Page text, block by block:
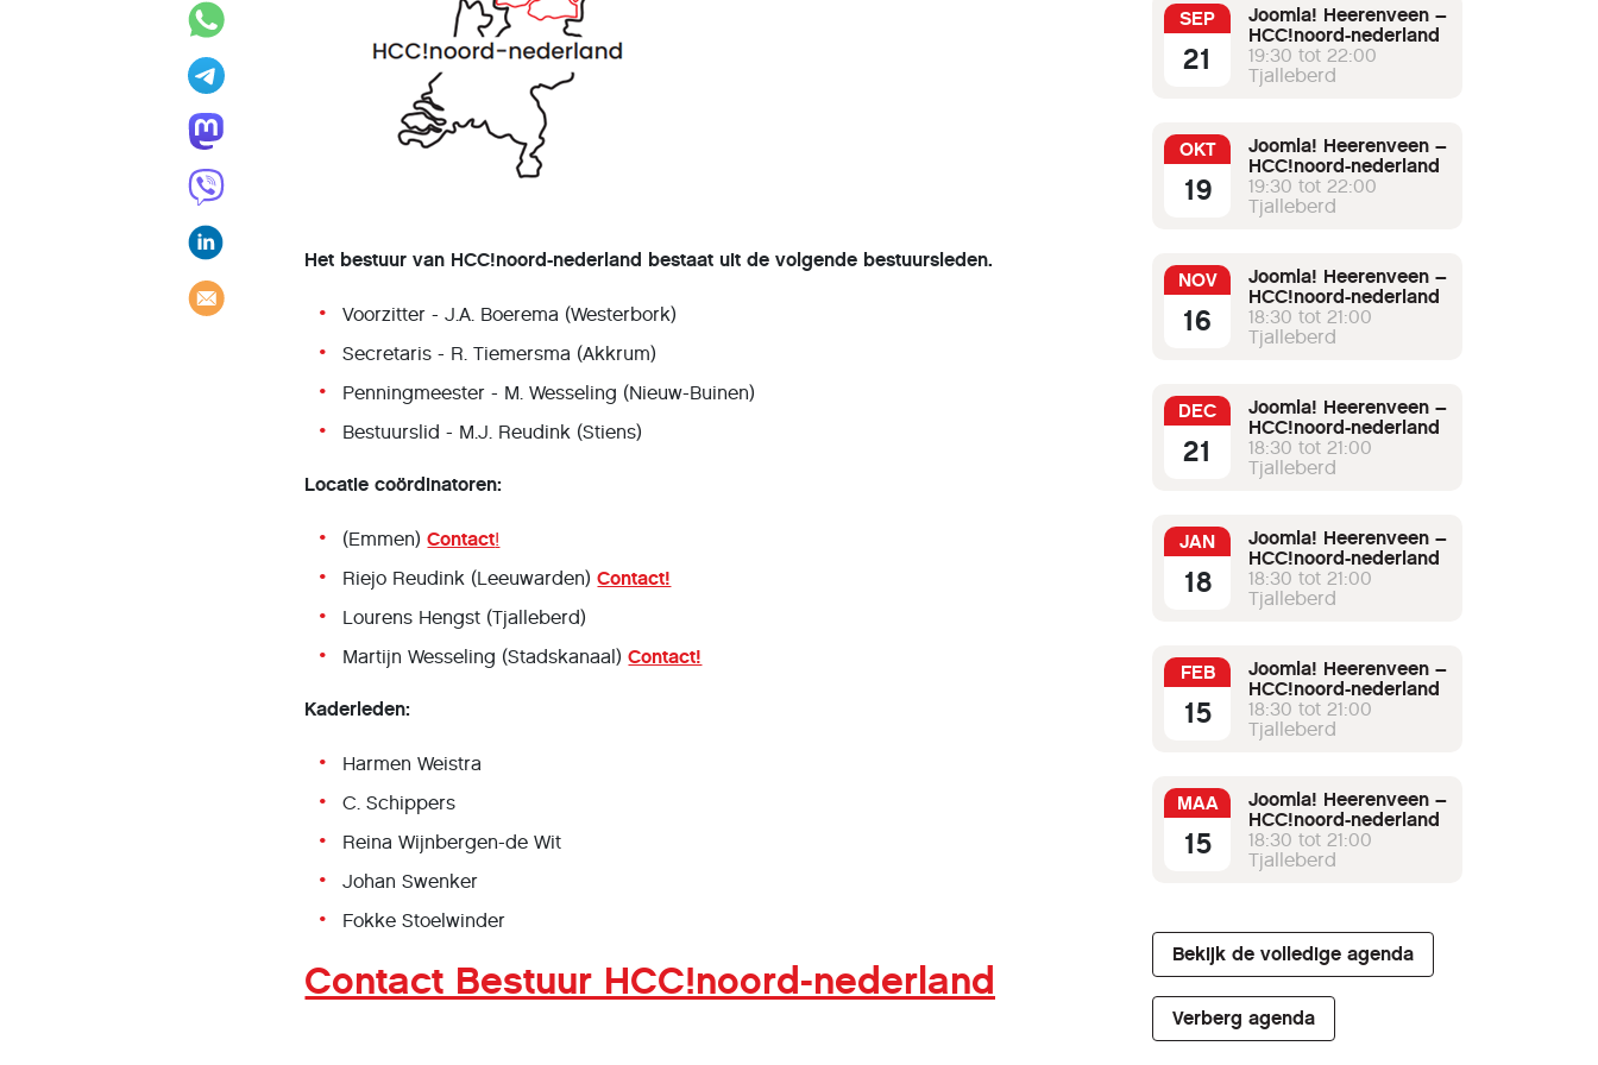
Het bestuur van HCC!noord-nederland bestaat uit de volgende bestuursleden.
Voorzitter - J.A. Boerema (Westerbork)
Secretaris - R. Tiemersma (Akkrum)
Penningmeester - M. Wesseling (Nieuw-Buinen)
Bestuurslid - M.J. Reudink (Stiens)
Locatie coördinatoren:
(Emmen)Contact!
Riejo Reudink (Leeuwarden)Contact!
Lourens Hengst (Tjalleberd)
Martijn Wesseling (Stadskanaal)Contact!
Kaderleden:
Harmen Weistra
C. Schippers
Reina Wijnbergen-de Wit
Johan Swenker
Fokke Stoelwinder
Contact Bestuur HCC!noord-nederland
SEP
21
Joomla! Heerenveen –
HCC!noord-nederland
19:30 tot 22:00
Tjalleberd
OKT
19
Joomla! Heerenveen –
HCC!noord-nederland
19:30 tot 22:00
Tjalleberd
NOV
16
Joomla! Heerenveen –
HCC!noord-nederland
18:30 tot 21:00
Tjalleberd
DEC
21
Joomla! Heerenveen –
HCC!noord-nederland
18:30 tot 21:00
Tjalleberd
JAN
18
Joomla! Heerenveen –
HCC!noord-nederland
18:30 tot 21:00
Tjalleberd
FEB
15
Joomla! Heerenveen –
HCC!noord-nederland
18:30 tot 21:00
Tjalleberd
MAA
15
Joomla! Heerenveen –
HCC!noord-nederland
18:30 tot 21:00
Tjalleberd
Bekijk de volledige agenda
Verberg agenda